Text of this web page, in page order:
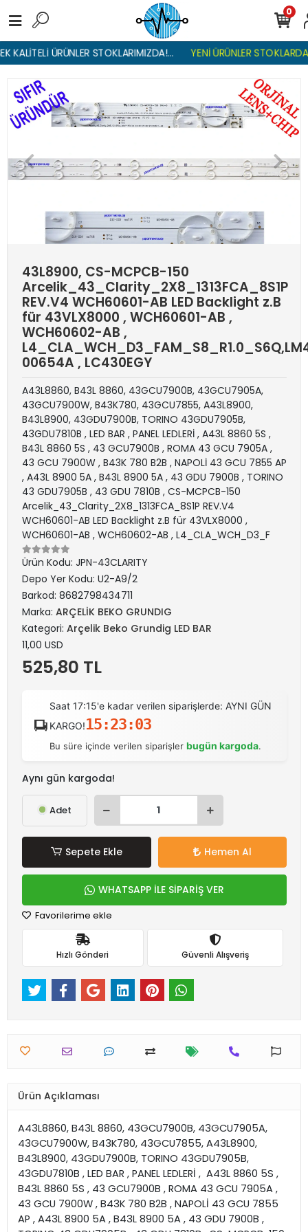
KALİTELİ ÜRÜNLER STOKLARIMIZDA!... YENİ ÜRÜNLER
0
43L8900, CS-MCPCB-150
Arcelik_43_Clarity_2X8_1313FCA_8S1P
REV.V4 WCH60601-AB LED Backlight z.B
für 43VLX8000 , WCH60601-AB ,
WCH60602-AB ,
00654A , LC430EGY
A43L8860, B43L 8860, 43GCU7900B, 43GCU7905A,
43GCU7900W, B43K780, 43GCU7855, A43L8900,
B43L8900, 43GDU7900B, TORINO 43GDU7905B,
43GDU7810B , LED BAR , PANEL LEDLERİ , A43L 8860 5S ,
B43L 8860 5S , 43 GCU7900B , ROMA 43 GCU 7905A ,
43 GCU 7900W , B43K 780 B2B , NAPOLİ 43 GCU 7855 AP
, A43L 8900 5A , B43L 8900 5A , 43 GDU 7900B , TORINO
43 GDU7905B , 43 GDU 7810B , CS-MCPCB-150
Arcelik_43_Clarity_2X8_1313FCA_8S1P REV.V4
WCH60601-AB LED Backlight z.B für 43VLX8000 ,
WCH60601-AB , WCH60602-AB , L4_CLA_WCH_D3_F
Ürün Kodu: JPN-43CLARITY
Depo Yer Kodu: U2-A9/2
Barkod: 8682798434711
Marka: ARÇELİK BEKO GRUNDIG
Kategori: Arçelik Beko Grundig LED BAR
11,00 USD
525,80 TL
Saat 17:15'e kadar verilen siparişlerde: AYNI GÜN
KARGO!15:23:03
Bu süre içinde verilen siparişlerbugün kargoda.
Aynı gün kargoda!
Adet
Sepete Ekle Hemen Al
WHATSAPP İLE SİPARİŞ VER
Favorilerime ekle
Hızlı Gönderi Güvenli Alışveriş
Ürün Açıklaması
A43L8860, B43L 8860, 43GCU7900B, 43GCU7905A,
43GCU7900W, B43K780, 43GCU7855, A43L8900,
B43L8900, 43GDU7900B, TORINO 43GDU7905B,
43GDU7810B , LED BAR , PANEL LEDLERİ , A43L 8860 5S ,
B43L 8860 5S , 43 GCU7900B , ROMA 43 GCU 7905A ,
43 GCU 7900W , B43K 780 B2B , NAPOLİ 43 GCU 7855
AP , A43L 8900 5A , B43L 8900 5A , 43 GDU 7900B ,